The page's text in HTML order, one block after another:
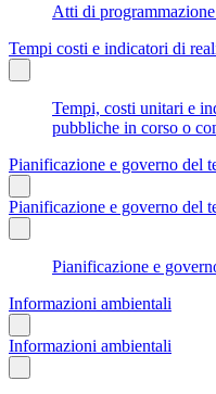
Atti di
Tempi costi e indicatori di
Tempi, costi unitari e
pubbliche in corso o
Pianificazione e governo del
Pianificazione e governo del
Pianificazione e
Informazioni ambientali
Informazioni ambientali